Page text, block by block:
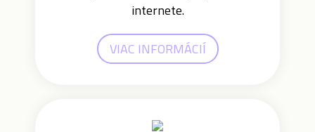
internete.
VIAC INFORMÁCIÍ